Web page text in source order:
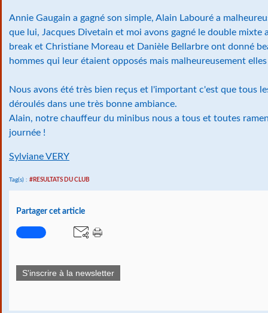
Annie Gaugain a gagné son simple, Alain Labouré a
que lui, Jacques Divetain et moi avons gagné le double mixte
break et Christiane Moreau et Danièle Bellarbre ont donné
hommes qui leur étaient opposés mais malheureusement
Nous avons été très bien reçus et l'important c'est que tous
déroulés dans une très bonne ambiance.
Alain, notre chauffeur du minibus nous a tous et toutes
journée !
Sylviane VERY
Tag(s) : #RESULTATS DU CLUB
Partager cet article
S'inscrire à la newsletter